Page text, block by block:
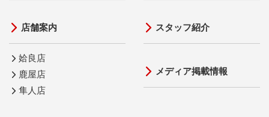
店舗案内
姶良店
鹿屋店
隼人店
スタッフ紹介
メディア掲載情報